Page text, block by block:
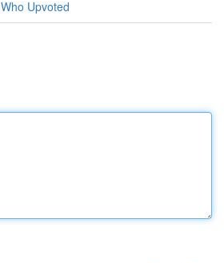
Who Upvoted